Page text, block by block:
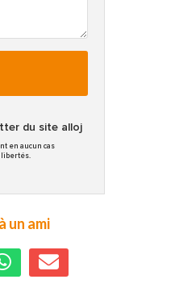
du site alloj
en aucun cas
libertés.
un ami